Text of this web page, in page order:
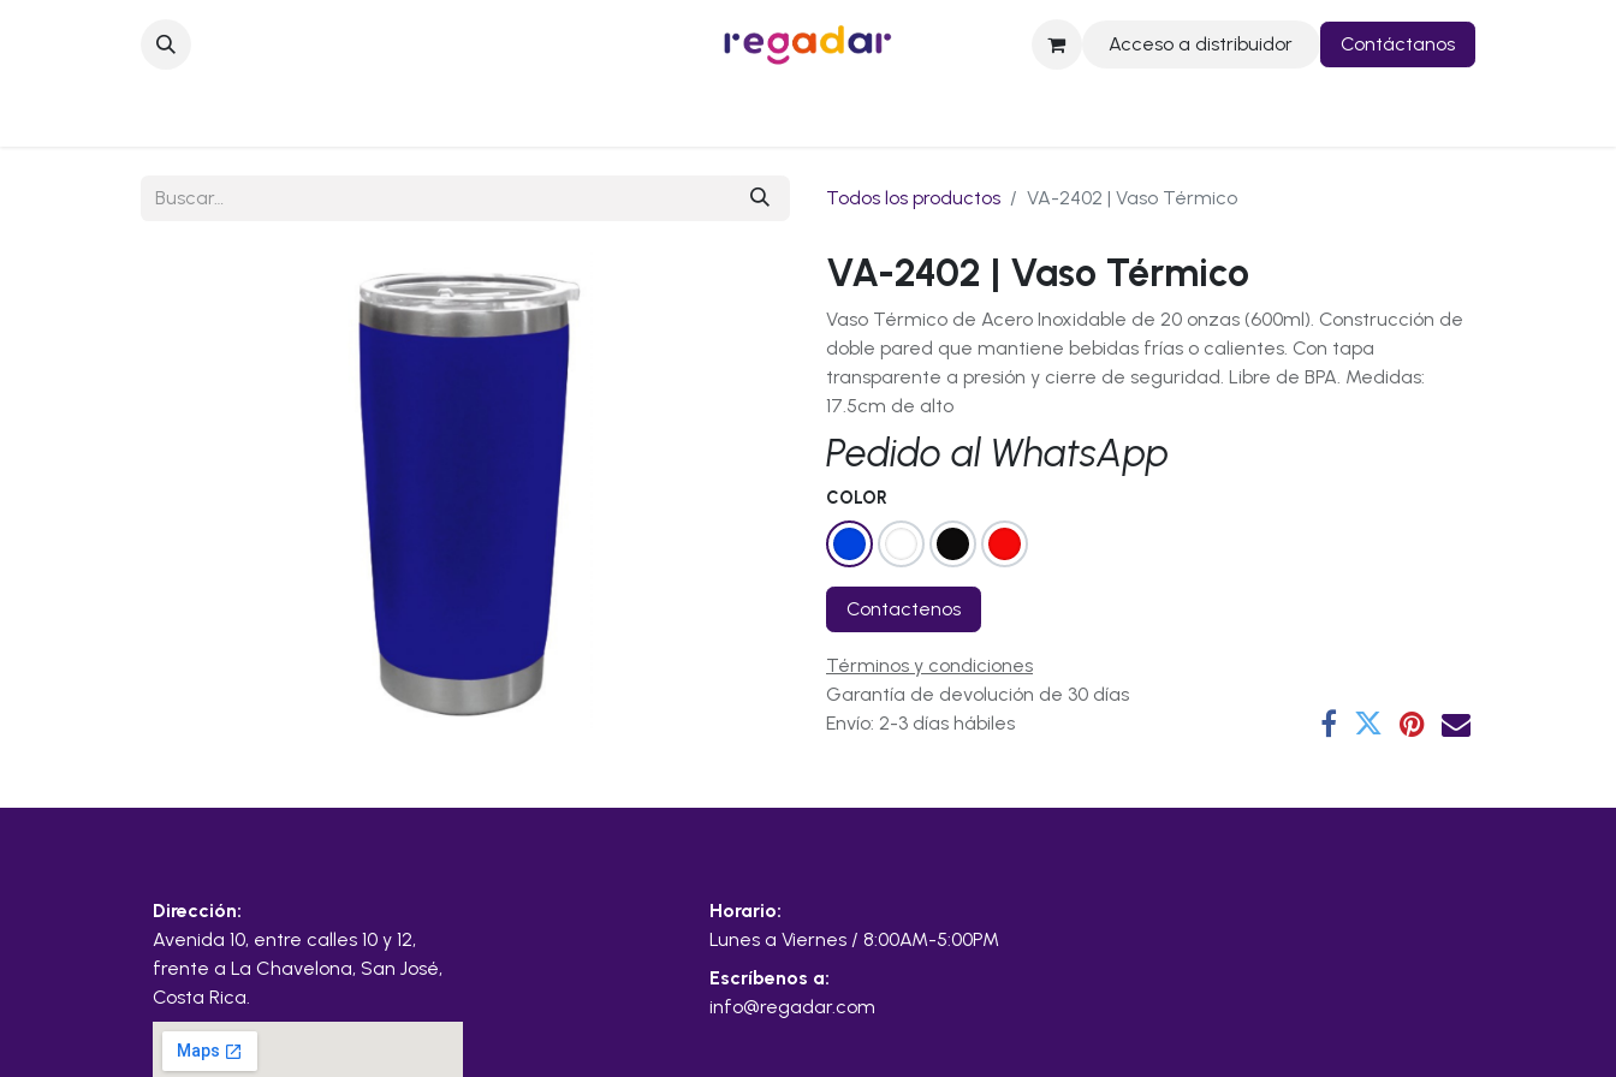
Acceso a distribuidor Contáctanos
Todos los productos VA-2402 | Vaso Térmico
VA-2402 | Vaso Térmico
Vaso Térmico de Acero Inoxidable de 20 onzas (600ml). Construcción de
doble pared que mantiene bebidas frías o calientes. Con tapa
transparente a presión y cierre de seguridad. Libre de BPA. Medidas:
17.5cm de alto
Pedido al WhatsApp
COLOR
Contactenos
Términos y condiciones
Garantía de devolución de 30 días
Envío: 2-3 días hábiles
Dirección:
Avenida 10, entre calles 10 y 12,
frente a La Chavelona, San José,
Costa Rica.
Horario:
Lunes a Viernes / 8:00AM-5:00PM
Escríbenos a:
info@regadar.com